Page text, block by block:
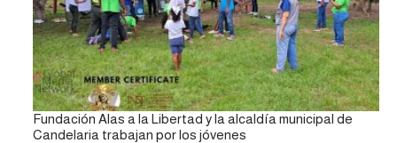
Fundación Alas a la Libertad y la alcaldía municipal de
Candelaria trabajan por los jóvenes